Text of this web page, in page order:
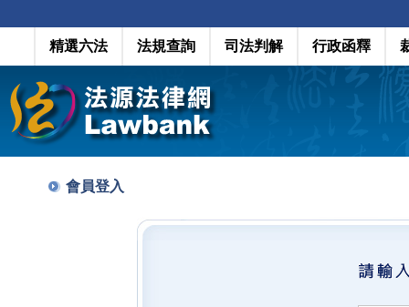
精選六法 法規查詢 司法判解 行政函釋
會員登入